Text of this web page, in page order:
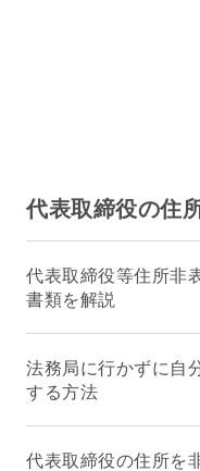
代表取締役の住
代表取締役等住所非
書類を解説
法務局に行かずに自
する方法
代表取締役の住所を